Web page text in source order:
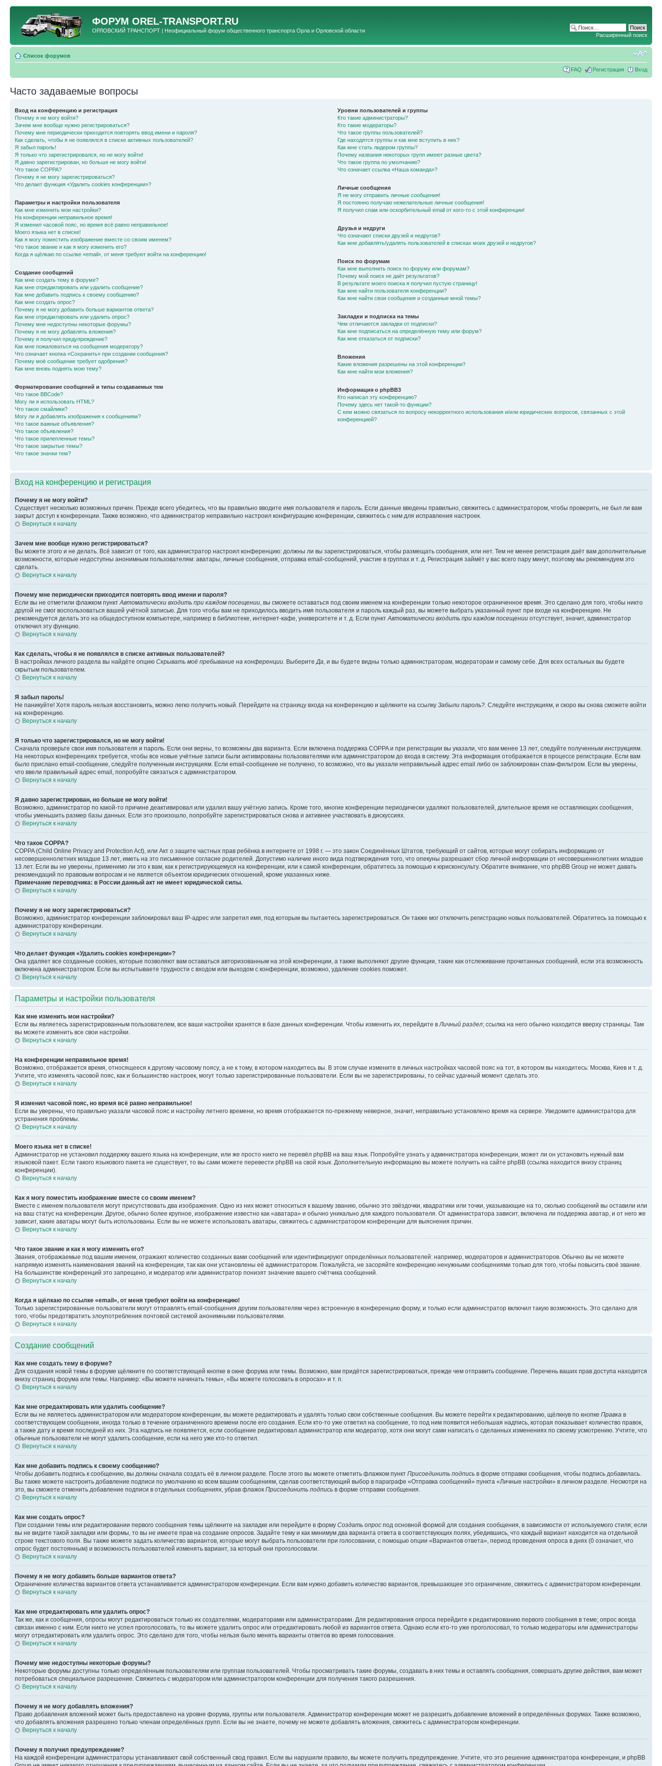
ФОРУМ OREL-TRANSPORT.RU
ОРЛОВСКИЙ ТРАНСПОРТ | Неофициальный форум общественного транспорта Орла и Орловской области
Расширенный поиск
Список форумов
FAQ Регистрация Вход
Часто задаваемые вопросы
Вход на конференцию и регистрация
Почему я не могу войти?
Зачем мне вообще нужно регистрироваться?
Почему мне периодически приходится повторять ввод имени и пароля?
Как сделать, чтобы я не появлялся в списке активных пользователей?
Я забыл пароль!
Я только что зарегистрировался, но не могу войти!
Я давно зарегистрирован, но больше не могу войти!
Что такое COPPA?
Почему я не могу зарегистрироваться?
Что делает функция «Удалить cookies конференции»?
Параметры и настройки пользователя
Как мне изменить мои настройки?
На конференции неправильное время!
Я изменил часовой пояс, но время всё равно неправильное!
Моего языка нет в списке!
Как я могу поместить изображение вместе со своим именем?
Что такое звание и как я могу изменить его?
Когда я щёлкаю по ссылке «email», от меня требуют войти на конференцию!
Создание сообщений
Как мне создать тему в форуме?
Как мне отредактировать или удалить сообщение?
Как мне добавить подпись к своему сообщению?
Как мне создать опрос?
Почему я не могу добавить больше вариантов ответа?
Как мне отредактировать или удалить опрос?
Почему мне недоступны некоторые форумы?
Почему я не могу добавлять вложения?
Почему я получил предупреждение?
Как мне пожаловаться на сообщения модератору?
Что означает кнопка «Сохранить» при создании сообщения?
Почему моё сообщение требует одобрения?
Как мне вновь поднять мою тему?
Форматирование сообщений и типы создаваемых тем
Что такое BBCode?
Могу ли я использовать HTML?
Что такое смайлики?
Могу ли я добавлять изображения к сообщениям?
Что такое важные объявления?
Что такое объявления?
Что такое прилепленные темы?
Что такое закрытые темы?
Что такое значки тем?
Уровни пользователей и группы
Кто такие администраторы?
Кто такие модераторы?
Что такое группы пользователей?
Где находятся группы и как мне вступить в них?
Как мне стать лидером группы?
Почему названия некоторых групп имеют разные цвета?
Что такое группа по умолчанию?
Что означает ссылка «Наша команда»?
Личные сообщения
Я не могу отправить личные сообщения!
Я постоянно получаю нежелательные личные сообщения!
Я получил спам или оскорбительный email от кого-то с этой конференции!
Друзья и недруги
Что означают списки друзей и недругов?
Как мне добавлять/удалять пользователей в списках моих друзей и недругов?
Поиск по форумам
Как мне выполнить поиск по форуму или форумам?
Почему мой поиск не даёт результатов?
В результате моего поиска я получил пустую страницу!
Как мне найти пользователя конференции?
Как мне найти свои сообщения и созданные мной темы?
Закладки и подписка на темы
Чем отличаются закладки от подписки?
Как мне подписаться на определённую тему или форум?
Как мне отказаться от подписки?
Вложения
Какие вложения разрешены на этой конференции?
Как мне найти мои вложения?
Информация о phpBB3
Кто написал эту конференцию?
Почему здесь нет такой-то функции?
С кем можно связаться по вопросу некорректного использования и/или юридических вопросов, связанных с этой
конференцией?
Вход на конференцию и регистрация
Почему я не могу войти?
Существует несколько возможных причин. Прежде всего убедитесь, что вы правильно вводите имя пользователя и пароль. Если данные введены правильно, свяжитесь с администратором, чтобы проверить, не был ли вам
закрыт доступ к конференции. Также возможно, что администратор неправильно настроил конфигурацию конференции, свяжитесь с ним для исправления настроек.
Вернуться к началу
Зачем мне вообще нужно регистрироваться?
Вы можете этого и не делать. Всё зависит от того, как администратор настроил конференцию: должны ли вы зарегистрироваться, чтобы размещать сообщения, или нет. Тем не менее регистрация даёт вам дополнительные
возможности, которые недоступны анонимным пользователям: аватары, личные сообщения, отправка email-сообщений, участие в группах и т. д. Регистрация займёт у вас всего пару минут, поэтому мы рекомендуем это
сделать.
Вернуться к началу
Почему мне периодически приходится повторять ввод имени и пароля?
Если вы не отметили флажком пункт Автоматически входить при каждом посещении , вы сможете оставаться под своим именем на конференции только некоторое ограниченное время. Это сделано для того, чтобы никто
другой не смог воспользоваться вашей учётной записью. Для того чтобы вам не приходилось вводить имя пользователя и пароль каждый раз, вы можете выбрать указанный пункт при входе на конференцию. Не
рекомендуется делать это на общедоступном компьютере, например в библиотеке, интернет-кафе, университете и т. д. Если пункт Автоматически входить при каждом посещении отсутствует, значит, администратор
отключил эту функцию.
Вернуться к началу
Как сделать, чтобы я не появлялся в списке активных пользователей?
В настройках личного раздела вы найдёте опцию Скрывать моё пребывание на конференции . Выберите Да , и вы будете видны только администраторам, модераторам и самому себе. Для всех остальных вы будете
скрытым пользователем.
Вернуться к началу
Я забыл пароль!
Не паникуйте! Хотя пароль нельзя восстановить, можно легко получить новый. Перейдите на страницу входа на конференцию и щёлкните на ссылку Забыли пароль? . Следуйте инструкциям, и скоро вы снова сможете войти
на конференцию.
Вернуться к началу
Я только что зарегистрировался, но не могу войти!
Сначала проверьте свои имя пользователя и пароль. Если они верны, то возможны два варианта. Если включена поддержка COPPA и при регистрации вы указали, что вам менее 13 лет, следуйте полученным инструкциям.
На некоторых конференциях требуется, чтобы все новые учётные записи были активированы пользователями или администратором до входа в систему. Эта информация отображается в процессе регистрации. Если вам
было прислано email-сообщение, следуйте полученным инструкциям. Если email-сообщение не получено, то возможно, что вы указали неправильный адрес email либо он заблокирован спам-фильтром. Если вы уверены,
что ввели правильный адрес email, попробуйте связаться с администратором.
Вернуться к началу
Я давно зарегистрирован, но больше не могу войти!
Возможно, администратор по какой-то причине деактивировал или удалил вашу учётную запись. Кроме того, многие конференции периодически удаляют пользователей, длительное время не оставляющих сообщения,
чтобы уменьшить размер базы данных. Если это произошло, попробуйте зарегистрироваться снова и активнее участвовать в дискуссиях.
Вернуться к началу
Что такое COPPA?
COPPA (Child Online Privacy and Protection Act), или Акт о защите частных прав ребёнка в интернете от 1998 г. — это закон Соединённых Штатов, требующий от сайтов, которые могут собирать информацию от
несовершеннолетних младше 13 лет, иметь на это письменное согласие родителей. Допустимо наличие иного вида подтверждения того, что опекуны разрешают сбор личной информации от несовершеннолетних младше
13 лет. Если вы не уверены, применимо ли это к вам, как к регистрирующемуся на конференции, или к самой конференции, обратитесь за помощью к юрисконсульту. Обратите внимание, что phpBB Group не может давать
рекомендаций по правовым вопросам и не является объектом юридических отношений, кроме указанных ниже.
Примечание переводчика: в России данный акт не имеет юридической силы.
Вернуться к началу
Почему я не могу зарегистрироваться?
Возможно, администратор конференции заблокировал ваш IP-адрес или запретил имя, под которым вы пытаетесь зарегистрироваться. Он также мог отключить регистрацию новых пользователей. Обратитесь за помощью к
администратору конференции.
Вернуться к началу
Что делает функция «Удалить cookies конференции»?
Она удаляет все созданные cookies, которые позволяют вам оставаться авторизованным на этой конференции, а также выполняют другие функции, такие как отслеживание прочитанных сообщений, если эта возможность
включена администратором. Если вы испытываете трудности с входом или выходом с конференции, возможно, удаление cookies поможет.
Вернуться к началу
Параметры и настройки пользователя
Как мне изменить мои настройки?
Если вы являетесь зарегистрированным пользователем, все ваши настройки хранятся в базе данных конференции. Чтобы изменить их, перейдите в Личный раздел; ссылка на него обычно находится вверху страницы. Там
вы можете изменить все свои настройки.
Вернуться к началу
На конференции неправильное время!
Возможно, отображается время, относящееся к другому часовому поясу, а не к тому, в котором находитесь вы. В этом случае измените в личных настройках часовой пояс на тот, в котором вы находитесь: Москва, Киев и т. д.
Учтите, что изменять часовой пояс, как и большинство настроек, могут только зарегистрированные пользователи. Если вы не зарегистрированы, то сейчас удачный момент сделать это.
Вернуться к началу
Я изменил часовой пояс, но время всё равно неправильное!
Если вы уверены, что правильно указали часовой пояс и настройку летнего времени, но время отображается по-прежнему неверное, значит, неправильно установлено время на сервере. Уведомите администратора для
устранения проблемы.
Вернуться к началу
Моего языка нет в списке!
Администратор не установил поддержку вашего языка на конференции, или же просто никто не перевёл phpBB на ваш язык. Попробуйте узнать у администратора конференции, может ли он установить нужный вам
языковой пакет. Если такого языкового пакета не существует, то вы сами можете перевести phpBB на свой язык. Дополнительную информацию вы можете получить на сайте phpBB (ссылка находится внизу страниц
конференции).
Вернуться к началу
Как я могу поместить изображение вместе со своим именем?
Вместе с именем пользователя могут присутствовать два изображения. Одно из них может относиться к вашему званию, обычно это звёздочки, квадратики или точки, указывающие на то, сколько сообщений вы оставили или
на ваш статус на конференции. Другое, обычно более крупное, изображение известно как «аватара» и обычно уникально для каждого пользователя. От администратора зависит, включена ли поддержка аватар, и от него же
зависит, какие аватары могут быть использованы. Если вы не можете использовать аватары, свяжитесь с администратором конференции для выяснения причин.
Вернуться к началу
Что такое звание и как я могу изменить его?
Звания, отображаемые под вашим именем, отражают количество созданных вами сообщений или идентифицируют определённых пользователей: например, модераторов и администраторов. Обычно вы не можете
напрямую изменять наименования званий на конференции, так как они установлены её администратором. Пожалуйста, не засоряйте конференцию ненужными сообщениями только для того, чтобы повысить своё звание.
На большинстве конференций это запрещено, и модератор или администратор понизят значение вашего счётчика сообщений.
Вернуться к началу
Когда я щёлкаю по ссылке «email», от меня требуют войти на конференцию!
Только зарегистрированные пользователи могут отправлять email-сообщения другим пользователям через встроенную в конференцию форму, и только если администратор включил такую возможность. Это сделано для
того, чтобы предотвратить злоупотребления почтовой системой анонимными пользователями.
Вернуться к началу
Создание сообщений
Как мне создать тему в форуме?
Для создания новой темы в форуме щёлкните по соответствующей кнопке в окне форума или темы. Возможно, вам придётся зарегистрироваться, прежде чем отправить сообщение. Перечень ваших прав доступа находится
внизу страниц форума или темы. Например: «Вы можете начинать темы», «Вы можете голосовать в опросах» и т. п.
Вернуться к началу
Как мне отредактировать или удалить сообщение?
Если вы не являетесь администратором или модератором конференции, вы можете редактировать и удалять только свои собственные сообщения. Вы можете перейти к редактированию, щёлкнув по кнопке Правка в
соответствующем сообщении, иногда только в течение ограниченного времени после его создания. Если кто-то уже ответил на сообщение, то под ним появится небольшая надпись, которая показывает количество правок,
а также дату и время последней из них. Эта надпись не появляется, если сообщение редактировал администратор или модератор, хотя они могут сами написать о сделанных изменениях по своему усмотрению. Учтите, что
обычные пользователи не могут удалить сообщение, если на него уже кто-то ответил.
Вернуться к началу
Как мне добавить подпись к своему сообщению?
Чтобы добавить подпись к сообщению, вы должны сначала создать её в личном разделе. После этого вы можете отметить флажком пункт Присоединить подпись в форме отправки сообщения, чтобы подпись добавилась.
Вы также можете настроить добавление подписи по умолчанию ко всем вашим сообщениям, сделав соответствующий выбор в параграфе «Отправка сообщений» пункта «Личные настройки» в личном разделе. Несмотря на
это, вы сможете отменить добавление подписи в отдельных сообщениях, убрав флажок Присоединить подпись в форме отправки сообщения.
Вернуться к началу
Как мне создать опрос?
При создании темы или редактировании первого сообщения темы щёлкните на закладке или перейдите в форму Создать опрос под основной формой для создания сообщения, в зависимости от используемого стиля; если
вы не видите такой закладки или формы, то вы не имеете прав на создание опросов. Задайте тему и как минимум два варианта ответа в соответствующих полях, убедившись, что каждый вариант находится на отдельной
строке текстового поля. Вы также можете задать количество вариантов, которые могут выбрать пользователи при голосовании, с помощью опции «Вариантов ответа», период проведения опроса в днях (0 означает, что
опрос будет постоянным) и возможность пользователей изменять вариант, за который они проголосовали.
Вернуться к началу
Почему я не могу добавить больше вариантов ответа?
Ограничение количества вариантов ответа устанавливается администратором конференции. Если вам нужно добавить количество вариантов, превышающее это ограничение, свяжитесь с администратором конференции.
Вернуться к началу
Как мне отредактировать или удалить опрос?
Так же, как и сообщения, опросы могут редактироваться только их создателями, модераторами или администраторами. Для редактирования опроса перейдите к редактированию первого сообщения в теме; опрос всегда
связан именно с ним. Если никто не успел проголосовать, то вы можете удалить опрос или отредактировать любой из вариантов ответа. Однако если кто-то уже проголосовал, то только модераторы или администраторы
могут отредактировать или удалить опрос. Это сделано для того, чтобы нельзя было менять варианты ответов во время голосования.
Вернуться к началу
Почему мне недоступны некоторые форумы?
Некоторые форумы доступны только определённым пользователям или группам пользователей. Чтобы просматривать такие форумы, создавать в них темы и оставлять сообщения, совершать другие действия, вам может
потребоваться специальное разрешение. Свяжитесь с модератором или администратором конференции для получения такого разрешения.
Вернуться к началу
Почему я не могу добавлять вложения?
Право добавления вложений может быть предоставлено на уровне форума, группы или пользователя. Администратор конференции может не разрешить добавление вложений в определённых форумах. Также возможно,
что добавлять вложения разрешено только членам определённых групп. Если вы не знаете, почему не можете добавлять вложения, свяжитесь с администратором конференции.
Вернуться к началу
Почему я получил предупреждение?
На каждой конференции администраторы устанавливают свой собственный свод правил. Если вы нарушили правило, вы можете получить предупреждение. Учтите, что это решение администратора конференции, и phpBB